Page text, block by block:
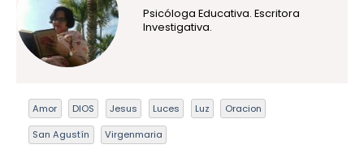
Psicóloga Educativa. Escritora
Investigativa.
Amor DIOS Jesus Luces Luz Oracion
San Agustín Virgenmaria